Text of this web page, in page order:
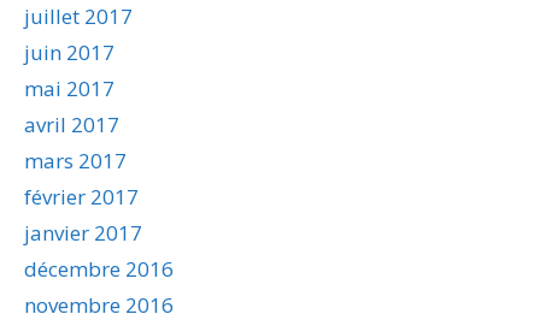
juillet 2017
juin 2017
mai 2017
avril 2017
mars 2017
février 2017
janvier 2017
décembre 2016
novembre 2016